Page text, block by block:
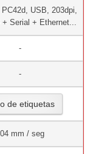
PC42d, USB, 203dpi,
Serial + Ethernet...
-
-
de etiquetas
mm / seg